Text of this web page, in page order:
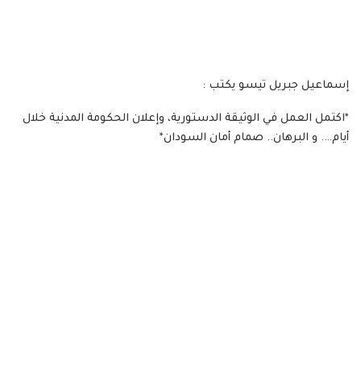
إسماعيل جبريل تيسو يكتب :
*اكتمل العمل في الوثيقة الدستورية، وإعلان الحكومة المدنية خلال
أيام…. و البرهان.. صمام أمان السودان*